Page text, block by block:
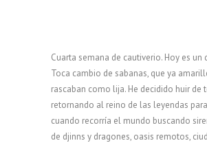
Cuarta semana de cautiverio. Hoy es un
Toca cambio de sabanas, que ya
rascaban como lija. He decidido huir de
retornando al reino de las leyendas
cuando recorría el mundo buscando
de djinns y dragones, oasis remotos,